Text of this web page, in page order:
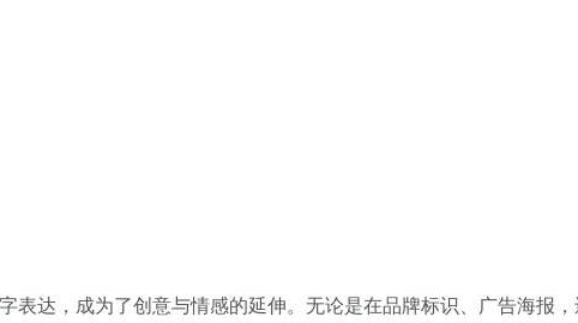
表达，成为了创意与情感的延伸。无论是在品牌标识、广告海报，